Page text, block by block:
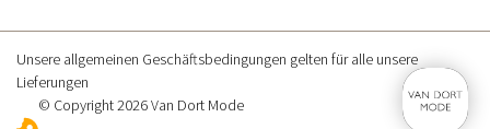
Unsere allgemeinen Geschäftsbedingungen gelten für alle unsere
Lieferungen
© Copyright 2026 Van Dort Mode